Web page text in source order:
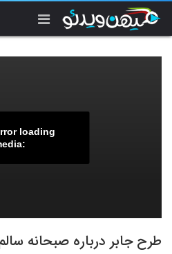
loading
طرح جابر درباره صبحانه